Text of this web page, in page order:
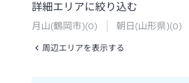
詳細エリアに絞り込む
月山(鶴岡市)(0) 朝日(山形県)(0)
周辺エリアを表示する